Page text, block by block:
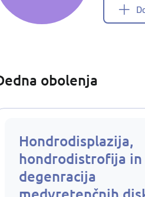
obolenja
Hondrodisplazija,
hondrodistrofija in
degenracija